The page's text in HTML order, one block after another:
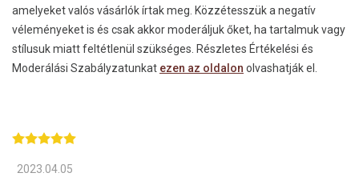
amelyeket valós vásárlók írtak meg. Közzétesszük a negatív
véleményeket is és csak akkor moderáljuk őket, ha tartalmuk vagy
stílusuk miatt feltétlenül szükséges. Részletes Értékelési és
Moderálási Szabályzatunkat ezen az oldalon olvashatják el.
2023.04.05